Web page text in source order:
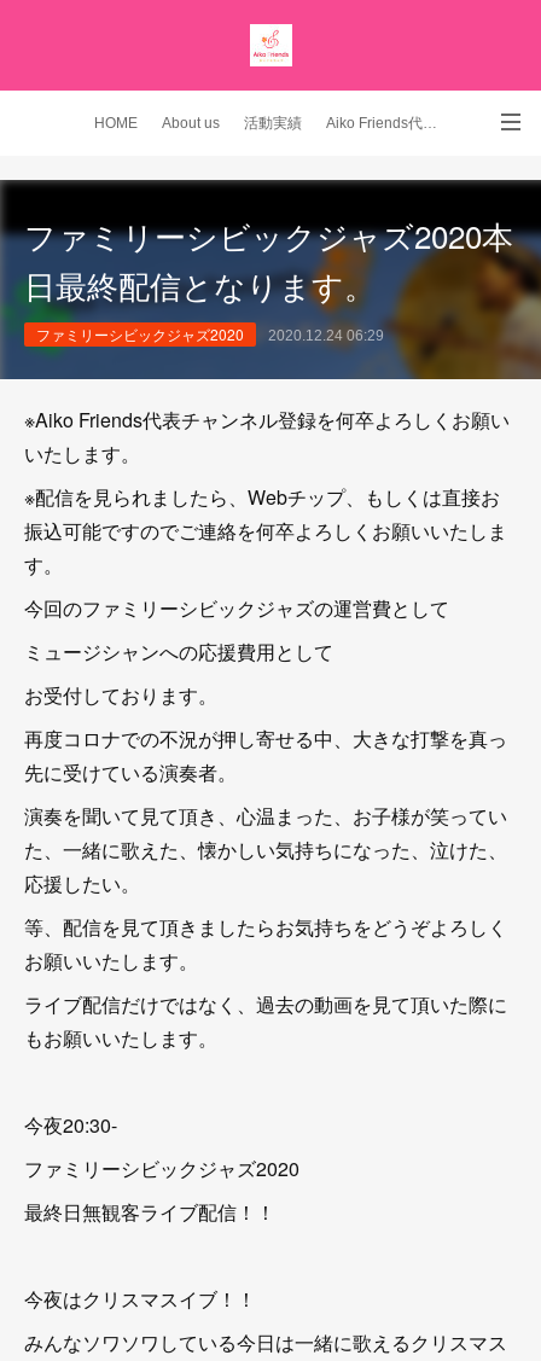
HOME About us 活動実績 Aiko Friends代表 YouTubeチャンネル
Instagram
ファミリーシビックジャズ2020本
日最終配信となります。
ファミリーシビックジャズ2020 2020.12.24 06:29
※Aiko Friends代表チャンネル登録を何卒よろしくお願い
いたします。
※配信を見られましたら、Webチップ、もしくは直接お
振込可能ですのでご連絡を何卒よろしくお願いいたしま
す。
今回のファミリーシビックジャズの運営費として
ミュージシャンへの応援費用として
お受付しております。
再度コロナでの不況が押し寄せる中、大きな打撃を真っ
先に受けている演奏者。
演奏を聞いて見て頂き、心温まった、お子様が笑ってい
た、一緒に歌えた、懐かしい気持ちになった、泣けた、
応援したい。
等、配信を見て頂きましたらお気持ちをどうぞよろしく
お願いいたします。
ライブ配信だけではなく、過去の動画を見て頂いた際に
もお願いいたします。
今夜20:30-
ファミリーシビックジャズ2020
最終日無観客ライブ配信！！
今夜はクリスマスイブ！！
みんなソワソワしている今日は一緒に歌えるクリスマス